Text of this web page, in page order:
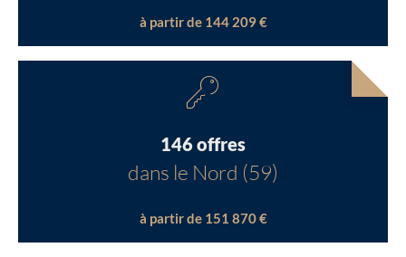
à partir de 144 209 €
146 offres
dans le Nord (59)
à partir de 151 870 €